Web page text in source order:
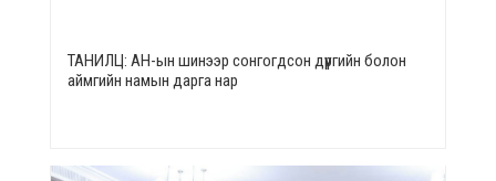
ТАНИЛЦ: АН-ын шинээр сонгогдсон дүүргийн болон
аймгийн намын дарга нар